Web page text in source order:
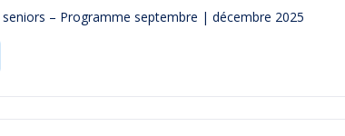
– Programme septembre | décembre 2025